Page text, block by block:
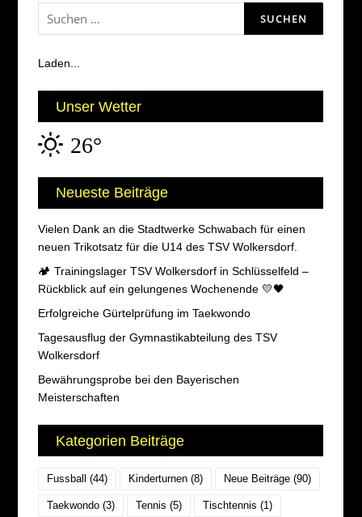
Suchen
nach:
Laden...
Unser Wetter
26°
Neueste Beiträge
Vielen Dank an die Stadtwerke Schwabach für einen
neuen Trikotsatz für die U14 des TSV Wolkersdorf.
🏕️ Trainingslager TSV Wolkersdorf in Schlüsselfeld –
Rückblick auf ein gelungenes Wochenende 💛🖤
Erfolgreiche Gürtelprüfung im Taekwondo
Tagesausflug der Gymnastikabteilung des TSV
Wolkersdorf
Bewährungsprobe bei den Bayerischen
Meisterschaften
Kategorien Beiträge
Fussball (44) Kinderturnen(8) Neue Beiträge(90)
Taekwondo(3) Tennis (5) Tischtennis (1)